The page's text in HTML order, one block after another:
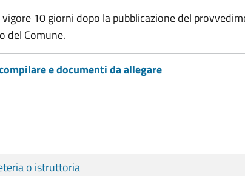
10 giorni dopo la pubblicazione del
del Comune.
e documenti da allegare
o istruttoria